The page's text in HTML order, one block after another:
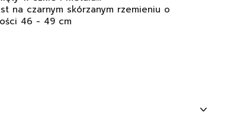
na czarnym skórzanym rzemieniu o
46 - 49 cm